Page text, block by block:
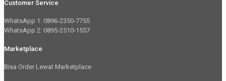
Customer Service
WhatsApp 1: 0896-2350-7755
WhatsApp 2: 0895-2510-1557
Marketplace
Bisa Order Lewat Marketplace